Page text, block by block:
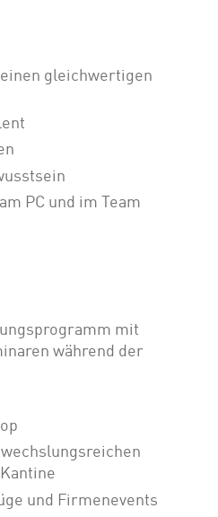
gleichwertigen
PC und im Team
mit
während der
und Firmenevents